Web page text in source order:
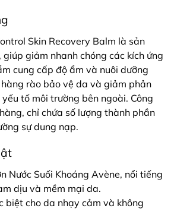
Skin Recovery Balm là sản
giảm nhanh chóng các kích ứng
cung cấp độ ẩm và nuôi dưỡng
rào bảo vệ da và giảm phản
tố môi trường bên ngoài. Công
chỉ chứa số lượng thành phần
sự dung nạp.
Nước Suối Khoáng Avène, nổi tiếng
dịu và mềm mại da.
biệt cho da nhạy cảm và không